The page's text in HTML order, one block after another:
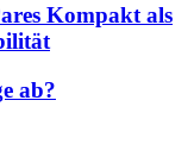
Kompakt als
ab?